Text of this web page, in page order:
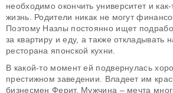
необходимо окончить университет и
жизнь. Родители никак не могут
Поэтому Назлы постоянно ищет
за квартиру и еду, а также откладывать
ресторана японской кухни.
В какой-то момент ей подвернулась
престижном заведении. Владеет им
бизнесмен Ферит. Мужчина – мечта